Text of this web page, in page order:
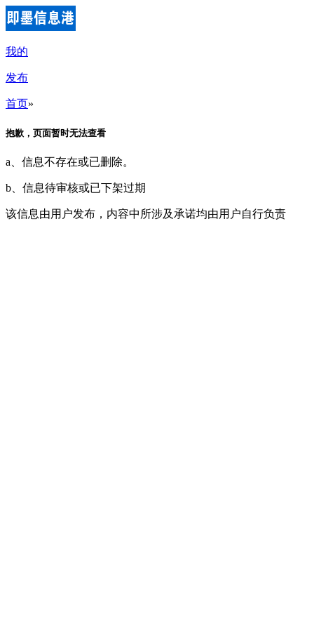
我的
发布
首页»
抱歉，页面暂时无法查看
a、信息不存在或已删除。
b、信息待审核或已下架过期
该信息由用户发布，内容中所涉及承诺均由用户自行负责